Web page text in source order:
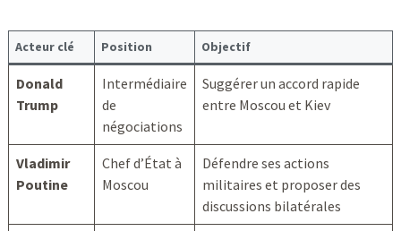
Acteur clé Position Objectif
Donald
Trump
Intermédiaire
de
négociations
Suggérer un accord rapide
entre Moscou et Kiev
Vladimir
Poutine
Chef d’État à
Moscou
Défendre ses actions
militaires et proposer des
discussions bilatérales